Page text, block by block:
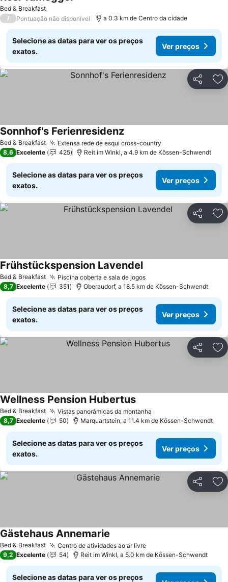
Bed & Breakfast
/ Pontuação não disponível a 0.3 km de Centro da cidade
Selecione as datas para ver os preços
exatos.
Ver preços
Partilhar
Bed & Breakfast Extensa rede de esqui cross-country
Sonnhof's FerienresidenzVer preços
8,6 Excelente 425 Reit im Winkl, a 4.9 km de Kössen-Schwendt
Selecione as datas para ver os preços
exatos.
Ver preços
Partilhar
Bed & Breakfast Piscina coberta e sala de jogosVer preços
Frühstückspension LavendelVer preços
8,7 Excelente 351 Oberaudorf, a 18.5 km de Kössen-Schwendt
Selecione as datas para ver os preços
exatos.
Ver preços
Partilhar
Bed & Breakfast Vistas panorâmicas da montanha
Wellness Pension HubertusVer preços
8,7 Excelente 50 Marquartstein, a 11.4 km de Kössen-Schwendt
Selecione as datas para ver os preços
exatos.
Ver preços
Partilhar
Bed & Breakfast Centro de atividades ao ar livreVer preços
Gästehaus Annemarie
9,2 Excelente 54 Reit im Winkl, a 5.0 km de Kössen-Schwendt
Selecione as datas para ver os preços